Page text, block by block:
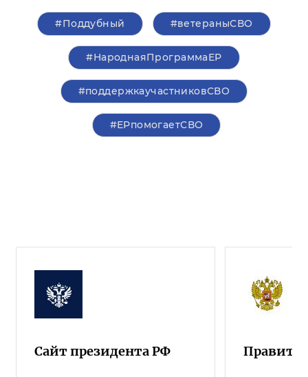
#Поддубный #ветераныСВО
#НароднаяПрограммаЕР
#поддержкаучастниковСВО
#ЕРпомогаетСВО
Сайт президента РФ